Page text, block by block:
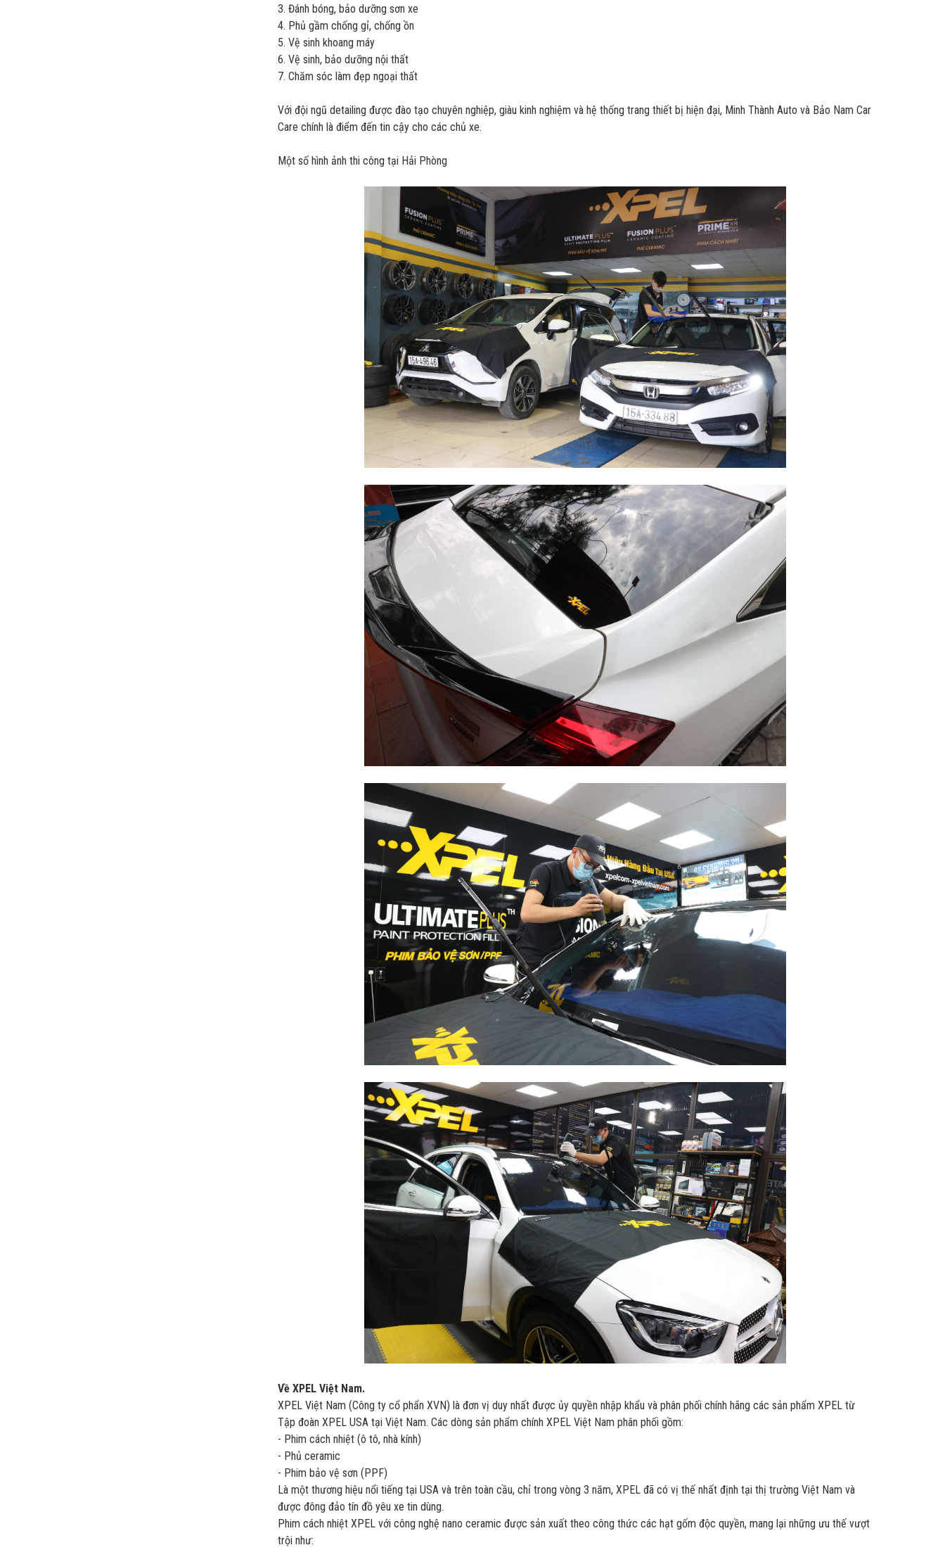
3. Đánh bóng, bảo dưỡng sơn xe
4. Phủ gầm chống gỉ, chống ồn
5. Vệ sinh khoang máy
6. Vệ sinh, bảo dưỡng nội thất
7. Chăm sóc làm đẹp ngoại thất
Với đội ngũ detailing được đào tạo chuyên nghiệp, giàu kinh nghiệm và hệ thống trang thiết bị hiện đại, Minh Thành Auto và Bảo Nam Car
Care chính là điểm đến tin cậy cho các chủ xe.
Một số hình ảnh thi công tại Hải Phòng
Về XPEL Việt Nam.
XPEL Việt Nam (Công ty cổ phẩn XVN) là đơn vị duy nhất được ủy quyền nhập khẩu và phân phối chính hãng các sản phẩm XPEL từ
Tập đoàn XPEL USA tại Việt Nam. Các dòng sản phẩm chính XPEL Việt Nam phân phối gồm:
- Phim cách nhiệt (ô tô, nhà kính)
- Phủ ceramic
- Phim bảo vệ sơn (PPF)
Là một thương hiệu nổi tiếng tại USA và trên toàn cầu, chỉ trong vòng 3 năm, XPEL đã có vị thế nhất định tại thị trường Việt Nam và
được đông đảo tín đồ yêu xe tin dùng.
Phim cách nhiệt XPEL với công nghệ nano ceramic được sản xuất theo công thức các hạt gốm độc quyền, mang lại những ưu thế vượt
trội như: